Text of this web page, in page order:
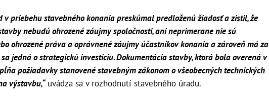
v priebehu stavebného konania preskúmal predloženú žiadosť a zistil, že
nebudú ohrozené záujmy spoločnosti, ani neprimerane nie sú
ohrozené práva a oprávnené záujmy účastníkov konania a zároveň má za
jedná o strategickú investíciu. Dokumentácia stavby, ktorá bola overená v
požiadavky stanovené stavebným zákonom o všeobecných technických
výstavbu,“uvádza sa v rozhodnutí stavebného úradu.